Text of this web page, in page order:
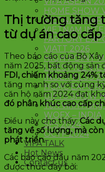
HOME SHOW
VIETNAM
VIETNAM
FARTORY
VIATT 2026
HIGH POINT
LIFESTYLE
INDEX PLUS
HCMC
GIFTS SHOW
Tôn Vinh
WOFX – INDIA
SFS 2024
OCTF 2024
VIFA TALK
Hot News
Contact us
Thị trường tăng
từ dự án cao cấp
Theo báo cáo của Bộ
năm 2025, bất động
FDI, chiếm khoảng 24%
tăng mạnh so với cùng
căn hộ năm 2024 đạt
đó phân khúc cao cấp
Điều này cho thấy:Các
tăng về số lượng, mà
phát triển.
Các báo cáo đầu năm
được thúc đẩy bởi: